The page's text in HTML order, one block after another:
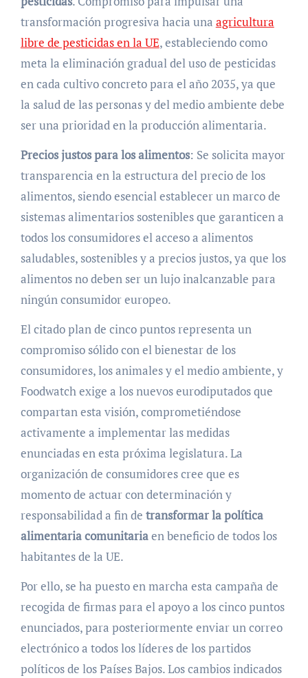
transformación progresiva hacia una agricultura
libre de pesticidas en la UE, estableciendo como
meta la eliminación gradual del uso de pesticidas
en cada cultivo concreto para el año 2035, ya que
la salud de las personas y del medio ambiente debe
ser una prioridad en la producción alimentaria.
Precios justos para los alimentos: Se solicita mayor
transparencia en la estructura del precio de los
alimentos, siendo esencial establecer un marco de
sistemas alimentarios sostenibles que garanticen a
todos los consumidores el acceso a alimentos
saludables, sostenibles y a precios justos, ya que los
alimentos no deben ser un lujo inalcanzable para
ningún consumidor europeo.
El citado plan de cinco puntos representa un
compromiso sólido con el bienestar de los
consumidores, los animales y el medio ambiente, y
Foodwatch exige a los nuevos eurodiputados que
compartan esta visión, comprometiéndose
activamente a implementar las medidas
enunciadas en esta próxima legislatura. La
organización de consumidores cree que es
momento de actuar con determinación y
responsabilidad a fin de transformar la política
alimentaria comunitariaen beneficio de todos los
habitantes de la UE.
Por ello, se ha puesto en marcha esta campaña de
recogida de firmas para el apoyo a los cinco puntos
enunciados, para posteriormente enviar un correo
electrónico a todos los líderes de los partidos
políticos de los Países Bajos. Los cambios indicados